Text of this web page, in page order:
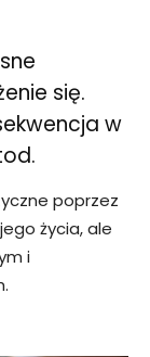
się.
w
poprzez
życia, ale
i